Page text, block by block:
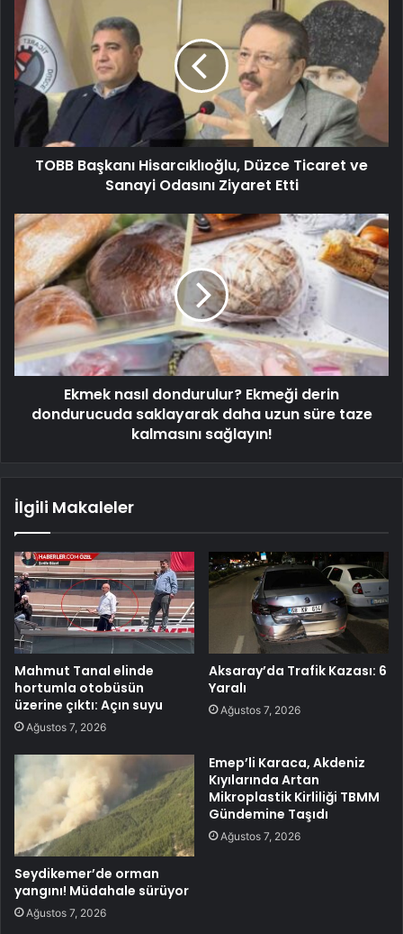
TOBB Başkanı Hisarcıklıoğlu, Düzce Ticaret ve
Sanayi Odasını Ziyaret Etti
Ekmek nasıl dondurulur? Ekmeği derin
dondurucuda saklayarak daha uzun süre taze
kalmasını sağlayın!
İlgili Makaleler
Mahmut Tanal elinde
hortumla otobüsün
üzerine çıktı: Açın suyu
Ağustos 7, 2026
Aksaray’da Trafik Kazası: 6
Yaralı
Ağustos 7, 2026
Seydikemer’de orman
yangını! Müdahale sürüyor
Ağustos 7, 2026
Emep’li Karaca, Akdeniz
Kıyılarında Artan
Mikroplastik Kirliliği TBMM
Gündemine Taşıdı
Ağustos 7, 2026